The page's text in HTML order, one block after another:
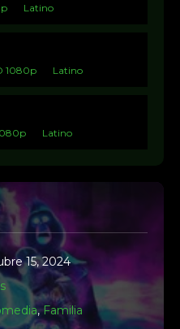
Latino
1080p Latino
Latino
15, 2024
,Familia